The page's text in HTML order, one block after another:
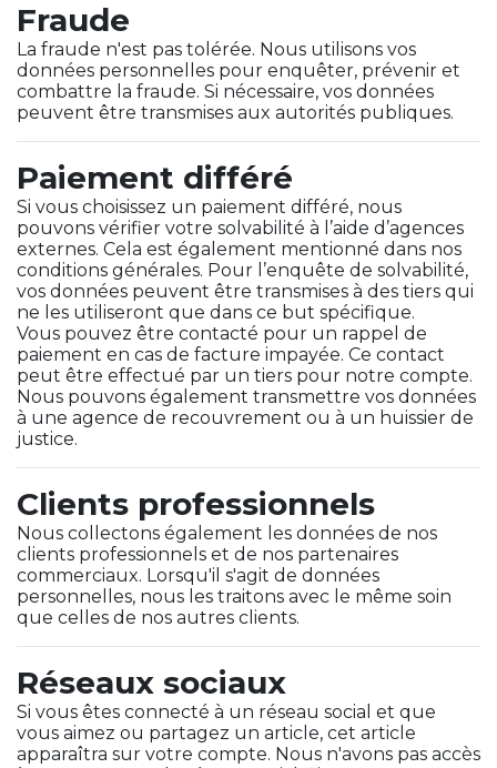
Fraude
La fraude n'est pas tolérée. Nous utilisons vos
données personnelles pour enquêter, prévenir et
combattre la fraude. Si nécessaire, vos données
peuvent être transmises aux autorités publiques.
Paiement différé
Si vous choisissez un paiement différé, nous
pouvons vérifier votre solvabilité à l’aide d’agences
externes. Cela est également mentionné dans nos
conditions générales. Pour l’enquête de solvabilité,
vos données peuvent être transmises à des tiers qui
ne les utiliseront que dans ce but spécifique.
Vous pouvez être contacté pour un rappel de
paiement en cas de facture impayée. Ce contact
peut être effectué par un tiers pour notre compte.
Nous pouvons également transmettre vos données
à une agence de recouvrement ou à un huissier de
justice.
Clients professionnels
Nous collectons également les données de nos
clients professionnels et de nos partenaires
commerciaux. Lorsqu'il s'agit de données
personnelles, nous les traitons avec le même soin
que celles de nos autres clients.
Réseaux sociaux
Si vous êtes connecté à un réseau social et que
vous aimez ou partagez un article, cet article
apparaîtra sur votre compte. Nous n'avons pas accès